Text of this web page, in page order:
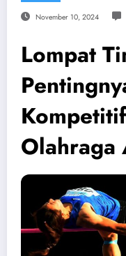
November 10, 2024
Lompat